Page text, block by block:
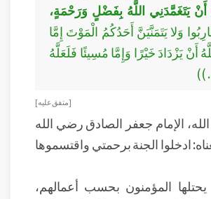
أَنْ يَتَغَمَّدَنِي اللَّهُ بِفَضْلٍ وَرَحْمَةٍ،
وَلا يَتَمَنَّيَنَّ أَحَدُكُمُ الْمَوْتَ إِمَّا
أَنْ يَزْدَادَ خَيْرًا وَإِمَّا مُسِيئًا فَلَعَلَّهُ
))
[ متفق عليه ]
الإمام جعفر الصادق رضي الله
ادخلوا الجنة برحمتي واقتسموها
المؤمنون بحسب أعمالهم،